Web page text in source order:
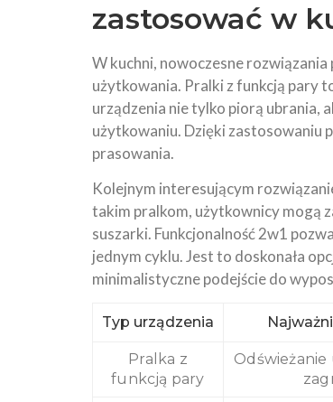
zastosować w
W kuchni, nowoczesne
użytkowania. Pralki z funkcją pary
urządzenia nie tylko piorą ubrania,
użytkowaniu. Dzięki zastosowaniu
prasowania.
Kolejnym interesującym
takim pralkom, użytkownicy mogą
suszarki. Funkcjonalność 2w1
jednym cyklu. Jest to doskonała
minimalistyczne podejście do
Typ urządzenia
Pralka z
funkcją pary